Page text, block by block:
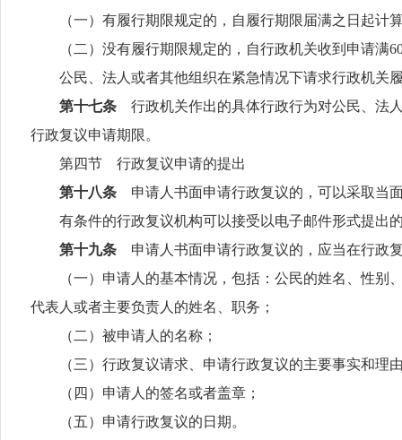
（一）有履行期限规定的，自履行期限届满之日起计
（二）没有履行期限规定的，自行政机关收到申请满
公民、法人或者其他组织在紧急情况下请求行政机关履
第十七条 行政机关作出的具体行政行为对公民、法
行政复议申请期限。
第四节 行政复议申请的提出
第十八条 申请人书面申请行政复议的，可以采取当
有条件的行政复议机构可以接受以电子邮件形式提出
第十九条 申请人书面申请行政复议的，应当在行政
（一）申请人的基本情况，包括：公民的姓名、性别、
代表人或者主要负责人的姓名、职务；
（二）被申请人的名称；
（三）行政复议请求、申请行政复议的主要事实和理
（四）申请人的签名或者盖章；
（五）申请行政复议的日期。